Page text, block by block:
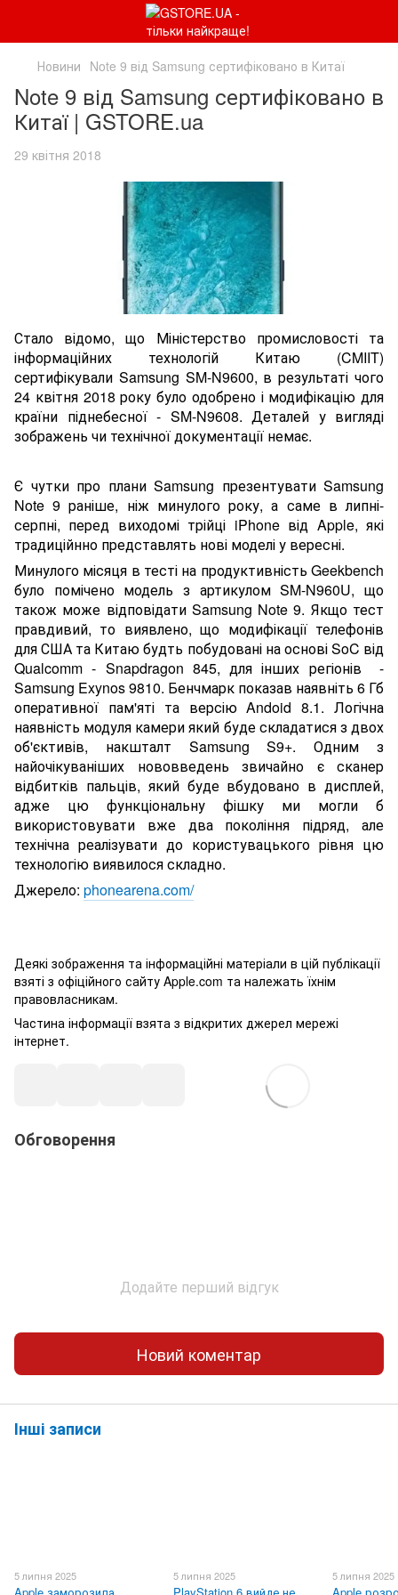
Новини Note 9 від Samsung сертифіковано в Китаї
Note 9 від Samsung сертифіковано в
Китаї | GSTORE.ua
29 квітня 2018
Стало відомо, що Міністерство промисловості та
інформаційних технологій Китаю (CMIIT)
сертифікували Samsung SM-N9600, в результаті чого
24 квітня 2018 року було одобрено і модифікацію для
країни піднебесної - SM-N9608. Деталей у вигляді
зображень чи технічної документації немає.
Є чутки про плани Samsung презентувати Samsung
Note 9 раніше, ніж минулого року, а саме в липні-
серпні, перед виходомі трійці iPhone від Apple, які
традиційнно представлять нові моделі у вересні.
Минулого місяця в тесті на продуктивність Geekbench
було помічено модель з артикулом SM-N960U, що
також може відповідати Samsung Note 9. Якщо тест
правдивий, то виявлено, що модифікації телефонів
для США та Китаю будть побудовані на основі SoC від
Qualcomm - Snapdragon 845, для інших регіонів -
Samsung Exynos 9810. Бенчмарк показав наявніть 6 Гб
оперативної пам'яті та версію Andoid 8.1. Логічна
наявність модуля камери який буде складатися з двох
об'єктивів, накшталт Samsung S9+. Одним з
найочікуваніших нововведень звичайно є сканер
відбитків пальців, який буде вбудовано в дисплей,
адже цю функціональну фішку ми могли б
використовувати вже два покоління підряд, але
технічна реалізувати до користувацького рівня цю
технологію виявилося складно.
Джерело: phonearena.com/
Деякі зображення та інформаційні матеріали в цій публікації
взяті з офіційного сайту Apple.com та належать їхнім
правовласникам.
Частина інформації взята з відкритих джерел мережі
інтернет.
Обговорення
Додайте перший відгук
Новий коментар
Інші записи
5 липня 2025
Apple заморозила
5 липня 2025
PlayStation 6 вийде не
5 липня 2025
Apple